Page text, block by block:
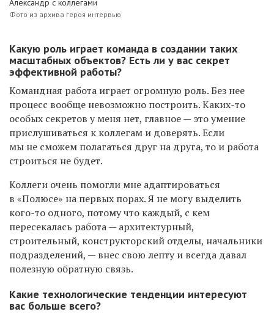
Александр с коллегами
Фото из архива героя интервью
Какую роль играет команда в создании таких
масштабных объектов? Есть ли у вас секрет
эффективной работы?
Командная работа играет огромную роль. Без нее
процесс вообще невозможно построить. Каких-то
особых секретов у меня нет, главное — это умение
прислушиваться к коллегам и доверять. Если
мы не сможем полагаться друг на друга, то и работа
строиться не будет.
Коллеги очень помогли мне адаптироваться
в «Полюсе» на первых порах. Я не могу выделить
кого-то одного, потому что каждый, с кем
пересекалась работа — архитектурный,
строительный, конструкторский отделы, начальники
подразделений, — внес свою лепту и всегда давал
полезную обратную связь.
Какие технологические тенденции интересуют
вас больше всего?